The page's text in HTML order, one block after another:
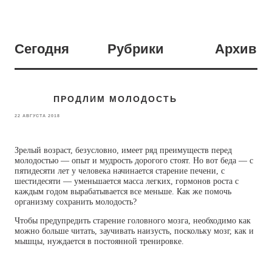
Сегодня Рубрики Архив
ПРОДЛИМ МОЛОДОСТЬ
22 АВГУСТА 2018
Зрелый возраст, безусловно, имеет ряд преимуществ перед
молодостью — опыт и мудрость дорогого стоят. Но вот беда — с
пятидесяти лет у человека начинается старение печени, с
шестидесяти — уменьшается масса легких, гормонов роста с
каждым годом вырабатывается все меньше. Как же помочь
организму сохранить молодость?
Чтобы предупредить старение головного мозга, необходимо как
можно больше читать, заучивать наизусть, поскольку мозг, как и
мышцы, нуждается в постоянной тренировке.